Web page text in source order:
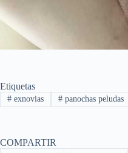
Etiquetas
#exnovias #panochas peludas
COMPARTIR